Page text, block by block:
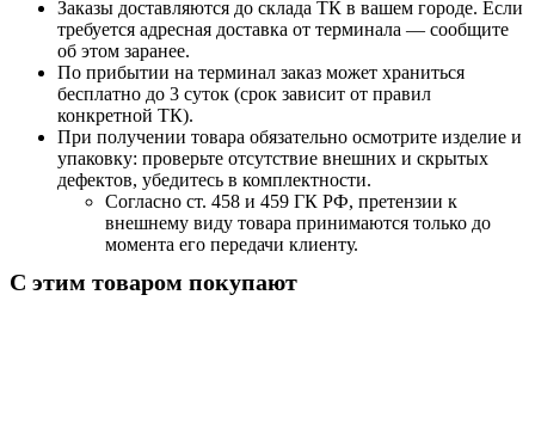
Заказы доставляются до склада ТК в вашем городе. Если
требуется адресная доставка от терминала — сообщите
об этом заранее.
По прибытии на терминал заказ может храниться
бесплатно до 3 суток (срок зависит от правил
конкретной ТК).
При получении товара обязательно осмотрите изделие и
упаковку: проверьте отсутствие внешних и скрытых
дефектов, убедитесь в комплектности.
Согласно ст. 458 и 459 ГК РФ, претензии к
внешнему виду товара принимаются только до
момента его передачи клиенту.
С этим товаром покупают